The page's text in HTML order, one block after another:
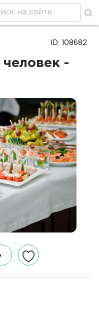
Москве
-
ID: 108682